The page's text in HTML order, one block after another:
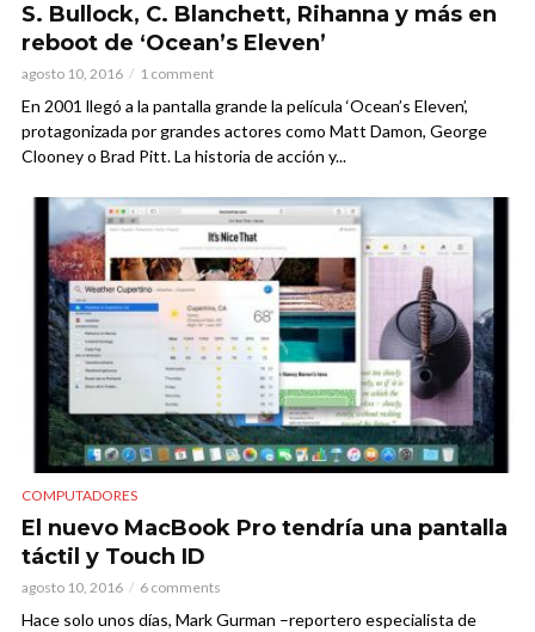
S. Bullock, C. Blanchett, Rihanna y más en
reboot de ‘Ocean’s Eleven’
agosto 10, 2016 1 comment
En 2001 llegó a la pantalla grande la película ‘Ocean’s Eleven’,
protagonizada por grandes actores como Matt Damon, George
Clooney o Brad Pitt. La historia de acción y...
COMPUTADORES
El nuevo MacBook Pro tendría una pantalla
táctil y Touch ID
agosto 10, 2016 6 comments
Hace solo unos días, Mark Gurman –reportero especialista de